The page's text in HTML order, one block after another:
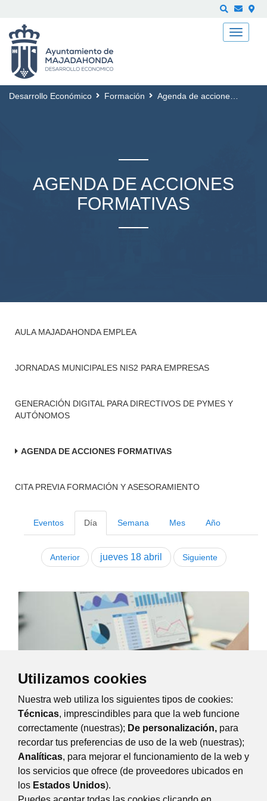
Utilizamos cookies
Nuestra web utiliza los siguientes tipos de cookies:
Técnicas, imprescindibles para que la web funcione
correctamente (nuestras); De personalización, para
recordar tus preferencias de uso de la web (nuestras);
Analíticas, para mejorar el funcionamiento de la web y
los servicios que ofrece (de proveedores ubicados en
los Estados Unidos).
Desarrollo Económico Formación Agenda de acciones formativas
AGENDA DE ACCIONES
FORMATIVAS
AULA MAJADAHONDA EMPLEA
JORNADAS MUNICIPALES NIS2 PARA EMPRESAS
GENERACIÓN DIGITAL PARA DIRECTIVOS DE PYMES Y
AUTÓNOMOS
AGENDA DE ACCIONES FORMATIVAS
CITA PREVIA FORMACIÓN Y ASESORAMIENTO
Eventos Día Semana Mes Año
Anterior jueves 18 abril Siguiente
Iniciación a hojas de cálculo
lunes, 15 abril 2024 10:00
Curso gratuito dirigido a mujeres de la...
Avda. Guadarrama, 34, Majadahonda